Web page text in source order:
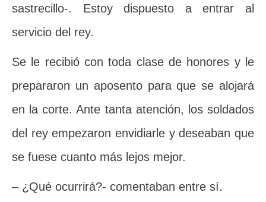
sastrecillo-. Estoy dispuesto a entrar al
servicio del rey.
Se le recibió con toda clase de honores y le
prepararon un aposento para que se alojará
en la corte. Ante tanta atención, los soldados
del rey empezaron envidiarle y deseaban que
se fuese cuanto más lejos mejor.
– ¿Qué ocurrirá?- comentaban entre sí.